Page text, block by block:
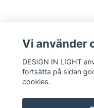
Vi använder
DESIGN IN LIGHT
fortsätta på sidan
cookies.